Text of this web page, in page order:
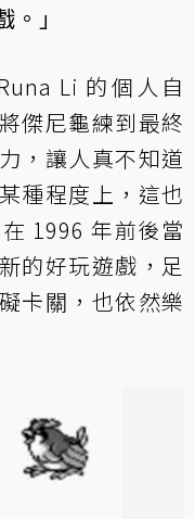
」
Li 的個人自
傑尼龜練到最終
，讓人真不知道
種程度上，這也
1996 年前後當
的好玩遊戲，足
卡關，也依然樂